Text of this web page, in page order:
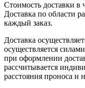
Стоимость доставки в
Доставка по области
каждый заказ.
Доставка
осуществляется
при оформлении
рассчитывается
расстояния проноса и